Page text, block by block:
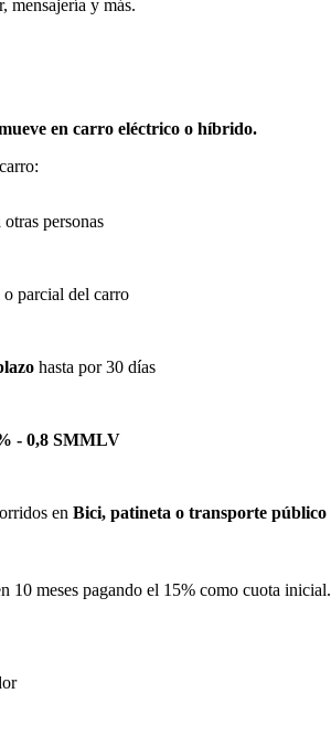
mensajería y más.
en carro eléctrico o híbrido.
otras personas
o parcial del carro
hasta por 30 días
- 0,8 SMMLV
en Bici, patineta o transporte público
10 meses pagando el 15% como cuota inicial.